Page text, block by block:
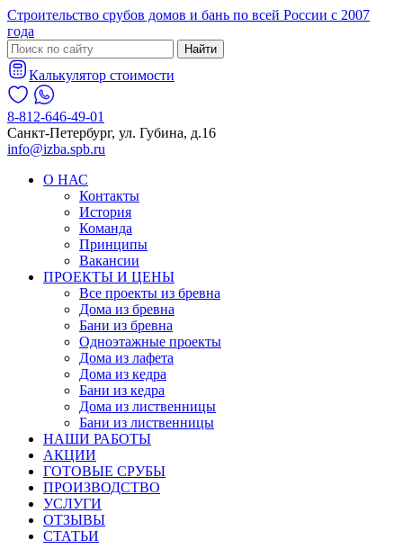
Строительство срубов домов и бань по всей России с 2007
года
Найти
Калькулятор стоимости
8-812-646-49-01
Санкт-Петербург, ул. Губина, д.16
info@izba.spb.ru
О НАС
Контакты
История
Команда
Принципы
Вакансии
ПРОЕКТЫ И ЦЕНЫ
Все проекты из бревна
Дома из бревна
Бани из бревна
Одноэтажные проекты
Дома из лафета
Дома из кедра
Бани из кедра
Дома из лиственницы
Бани из лиственницы
НАШИ РАБОТЫ
АКЦИИ
ГОТОВЫЕ СРУБЫ
ПРОИЗВОДСТВО
УСЛУГИ
ОТЗЫВЫ
СТАТЬИ